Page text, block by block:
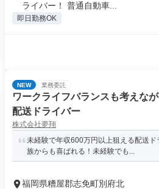
ライバー！ 普通自動車...
即日勤務OK
NEW 業務委託
ワークライフバランスも考えな
配送ドライバー
株式会社夢翔
未経験で年収600万円以上狙える配送
族からも喜ばれる！未経験でも...
福岡県糟屋郡志免町別府北